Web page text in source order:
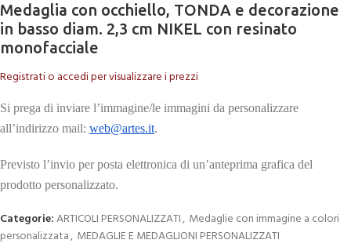
Medaglia con occhiello, TONDA e decorazione
in basso diam. 2,3 cm NIKEL con resinato
monofacciale
Registrati o accedi per visualizzare i prezzi
Si prega di inviare l’immagine/le immagini da personalizzare
all’indirizzo mail: web@artes.it.
Previsto l’invio per posta elettronica di un’anteprima grafica del
prodotto personalizzato.
Categorie:ARTICOLI PERSONALIZZATI, Medaglie con immagine a colori
personalizzata, MEDAGLIE E MEDAGLIONI PERSONALIZZATI